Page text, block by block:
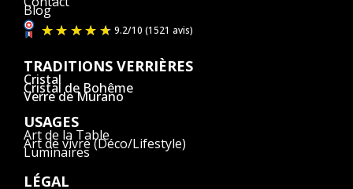
Blog
TRADITIONS VERRIÈRES
Cristal
Cristal de Bohême
Verre de Murano
USAGES
Art de la Table
Art de vivre (Déco/Lifestyle)
Luminaires
LÉGAL